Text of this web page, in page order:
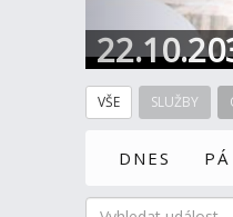
VŠE SLUŽBY
DNES